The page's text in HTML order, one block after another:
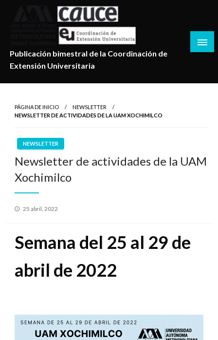
Publicación bimestral de la Coordinación de
Extensión Universitaria
PÁGINA DE INICIO
NEWSLETTER
NEWSLETTER DE ACTIVIDADES DE LA UAM XOCHIMILCO
NEWSLETTER
Newsletter de actividades de la UAM
Xochimilco
Publicado
25 abril, 2022
Semana del 25 al 29 de
abril de 2022